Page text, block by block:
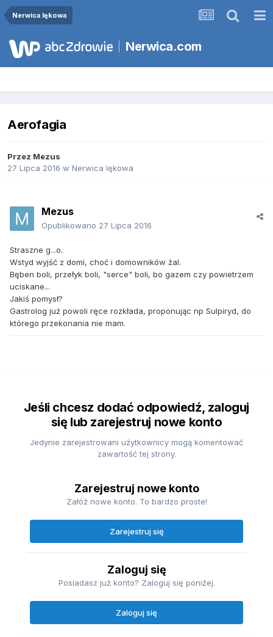
Nerwica lękowa
Nerwica.com
Aerofagia
Przez Mezus
27 Lipca 2016 w Nerwica lękowa
Mezus
Opublikowano 27 Lipca 2016
Straszne g...o.
Wstyd wyjść z domi, choć i domowników żal.
Bęben boli, przełyk boli, "serce" boli, bo gazem czy powietrzem
uciskane...
Jakiś pomysł?
Gastrolog już powoli ręce rozkłada, proponując np Sulpiryd, do
którego przekonania nie mam.
Jeśli chcesz dodać odpowiedź, zaloguj
się lub zarejestruj nowe konto
Jedynie zarejestrowani użytkownicy mogą komentować
zawartość tej strony.
Zarejestruj nowe konto
Załóż nowe konto. To bardzo proste!
Zarejestruj się
Zaloguj się
Posiadasz już konto? Zaloguj się poniżej.
Zaloguj się